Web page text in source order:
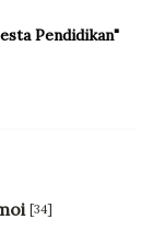
Pendidikan"
[34]